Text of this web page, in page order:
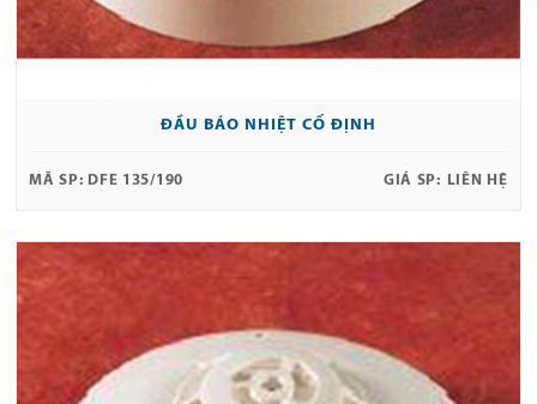
ĐẦU BÁO NHIỆT CỐ ĐỊNH
MÃ SP: DFE 135/190 GIÁ SP: LIÊN HỆ